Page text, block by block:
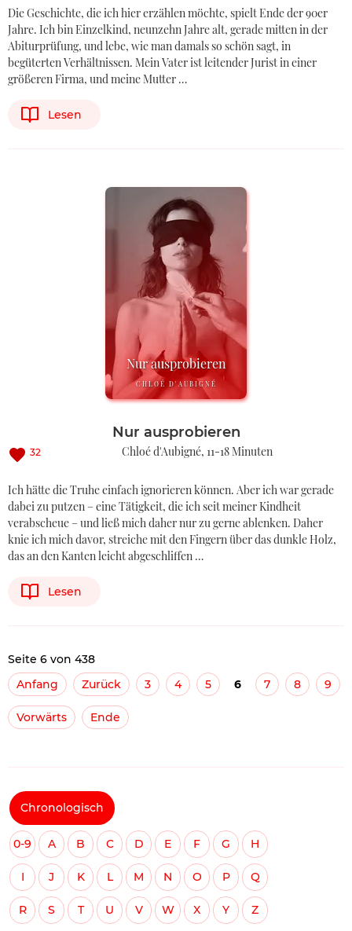
Die Geschichte, die ich hier erzählen möchte, spielt Ende der 90er
Jahre. Ich bin Einzelkind, neunzehn Jahre alt, gerade mitten in der
Abiturprüfung, und lebe, wie man damals so schön sagt, in
begüterten Verhältnissen. Mein Vater ist leitender Jurist in einer
größeren Firma, und meine Mutter …
Lesen
Nur ausprobieren
CHLOÉ D'AUBIGNÉ
Nur ausprobieren
32 Chloé d'Aubigné 11-18 Minuten
Ich hätte die Truhe einfach ignorieren können. Aber ich war gerade
dabei zu putzen – eine Tätigkeit, die ich seit meiner Kindheit
verabscheue – und ließ mich daher nur zu gerne ablenken. Daher
knie ich mich davor, streiche mit den Fingern über das dunkle Holz,
das an den Kanten leicht abgeschliffen …
Lesen
Seite 6 von 438
Anfang
Zurück 3 4 5 6 7 8 9
Vorwärts Ende
Chronologisch
0-9 A B C D E F G H
I J K L M N O P Q
R S T U V W X Y Z